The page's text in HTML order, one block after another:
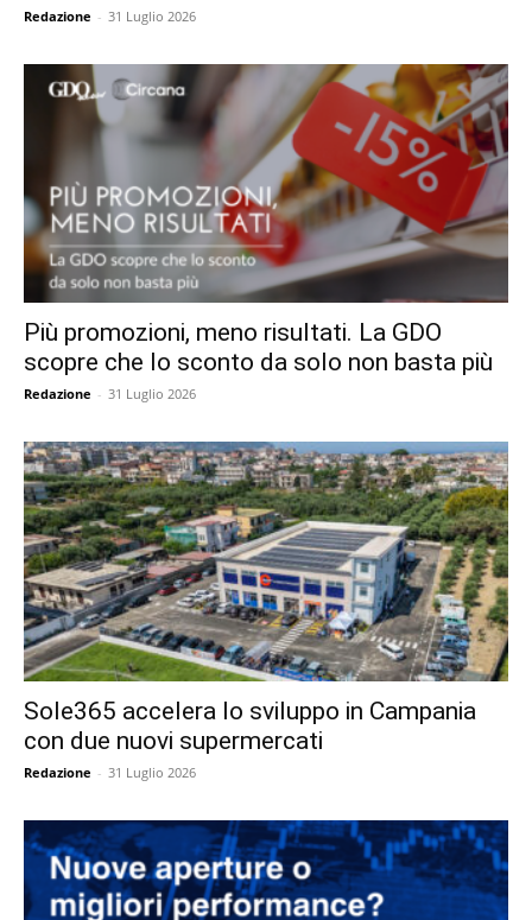
Redazione - 31 Luglio 2026
Più promozioni, meno risultati. La GDO
scopre che lo sconto da solo non basta più
Redazione - 31 Luglio 2026
Sole365 accelera lo sviluppo in Campania
con due nuovi supermercati
Redazione - 31 Luglio 2026